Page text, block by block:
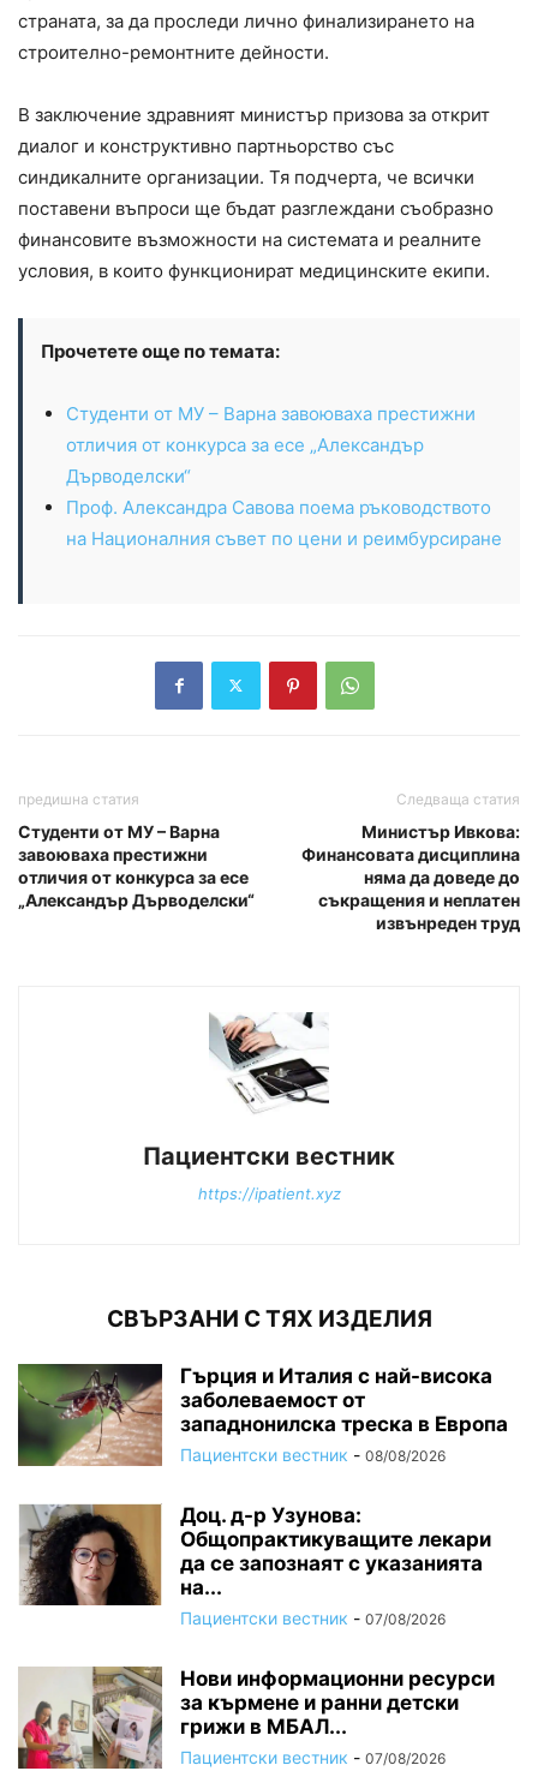
страната, за да проследи лично финализирането на
строително-ремонтните дейности.
В заключение здравният министър призова за открит
диалог и конструктивно партньорство със
синдикалните организации. Тя подчерта, че всички
поставени въпроси ще бъдат разглеждани съобразно
финансовите възможности на системата и реалните
условия, в които функционират медицинските екипи.
Прочетете още по темата:
Студенти от МУ – Варна завоюваха престижни
отличия от конкурса за есе „Александър
Дърводелски“
Проф. Александра Савова поема ръководството
на Националния съвет по цени и реимбурсиране
предишна статия
Студенти от МУ – Варна
завоюваха престижни
отличия от конкурса за есе
„Александър Дърводелски“
Следваща статия
Министър Ивкова:
Финансовата дисциплина
няма да доведе до
съкращения и неплатен
извънреден труд
Пациентски вестник
https://ipatient.xyz
СВЪРЗАНИ С ТЯХ ИЗДЕЛИЯ
Гърция и Италия с най-висока
заболеваемост от
западнонилска треска в Европа
Пациентски вестник - 08/08/2026
Доц. д-р Узунова:
Общопрактикуващите лекари
да се запознаят с указанията
на...
Пациентски вестник - 07/08/2026
Нови информационни ресурси
за кърмене и ранни детски
грижи в МБАЛ...
Пациентски вестник - 07/08/2026